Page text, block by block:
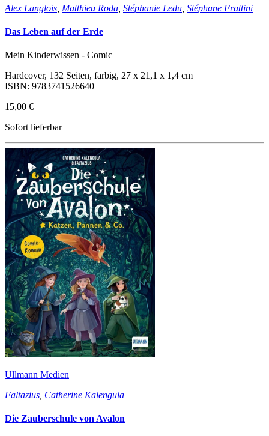
Alex Langlois Matthieu Roda Stéphanie Ledu Stéphane Frattini
Das Leben auf der Erde
Mein Kinderwissen - Comic
Hardcover, 132 Seiten, farbig, 27 x 21,1 x 1,4 cm
ISBN: 9783741526640
15,00 €
Sofort lieferbar
Ullmann Medien
Faltazius Catherine Kalengula
Die Zauberschule von Avalon